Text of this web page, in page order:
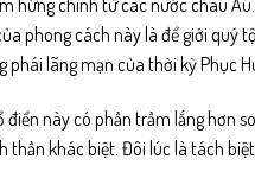
hứng chính từ các nước châu
phong cách này là để giới quý
phái lãng mạn của thời kỳ Phục
này có phần trầm lắng hơn
thần khác biệt. Đôi lúc là tách